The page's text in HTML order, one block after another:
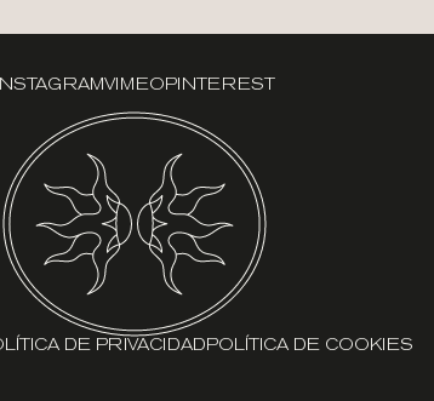
VIMEOPINTEREST
DE PRIVACIDADPOLÍTICA DE COOKIES